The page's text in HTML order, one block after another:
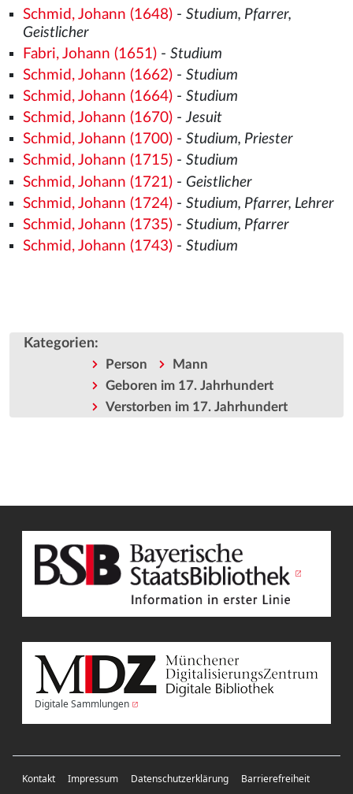
Schmid, Johann (1648)- Studium, Pfarrer,
Geistlicher
Fabri, Johann (1651)- Studium
Schmid, Johann (1662)- Studium
Schmid, Johann (1664)- Studium
Schmid, Johann (1670)-Jesuit
Schmid, Johann (1700)- Studium, Priester
Schmid, Johann (1715)- Studium
Schmid, Johann (1721)- Geistlicher
Schmid, Johann (1724)- Studium, Pfarrer, Lehrer
Schmid, Johann (1735)- Studium, Pfarrer
Schmid, Johann (1743)- Studium
Kategorien:
Person
Mann
Geboren im 17. Jahrhundert
Verstorben im 17. Jahrhundert
Digitale Sammlungen
Kontakt Impressum Datenschutzerklärung Barrierefreiheit